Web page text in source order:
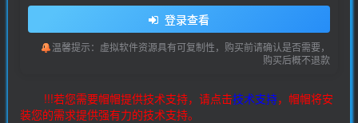
登录查看
温馨提示：虚拟软件资源具有可复制性，购买前请确认是否需要，
购买后概不退款
!!!若您需要帽帽提供技术支持，请点击技术支持，帽帽将安
装您的需求提供强有力的技术支持。